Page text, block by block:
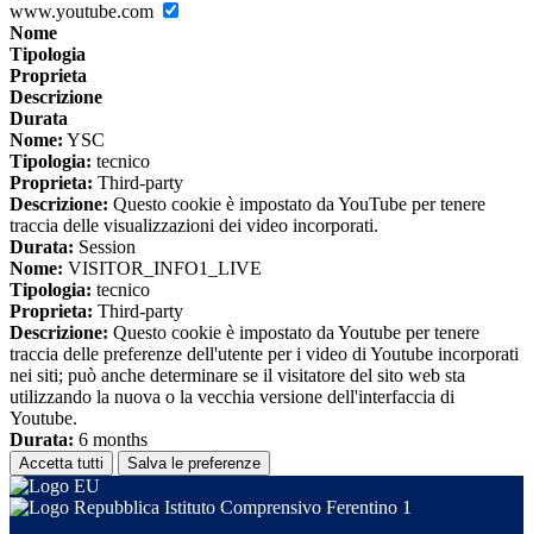
www.youtube.com
Nome
Tipologia
Proprieta
Descrizione
Durata
Nome: YSC
Tipologia: tecnico
Proprieta: Third-party
Descrizione: Questo cookie è impostato da YouTube per tenere
traccia delle visualizzazioni dei video incorporati.
Durata: Session
Nome: VISITOR_INFO1_LIVE
Tipologia: tecnico
Proprieta: Third-party
Descrizione: Questo cookie è impostato da Youtube per tenere
traccia delle preferenze dell'utente per i video di Youtube incorporati
nei siti; può anche determinare se il visitatore del sito web sta
utilizzando la nuova o la vecchia versione dell'interfaccia di
Youtube.
Durata: 6 months
Accetta tutti Salva le preferenze
Istituto Comprensivo Ferentino 1